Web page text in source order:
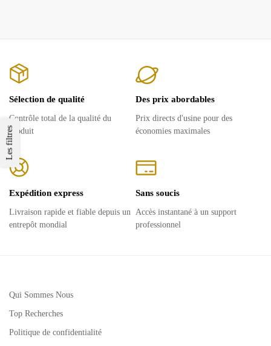
Les filtres
Sélection de qualité
Contrôle total de la qualité du
produit
Des prix abordables
Prix ​​directs d'usine pour des
économies maximales
Expédition express
Livraison rapide et fiable depuis un
entrepôt mondial
Sans soucis
Accès instantané à un support
professionnel
Qui Sommes Nous
Top Recherches
Politique de confidentialité